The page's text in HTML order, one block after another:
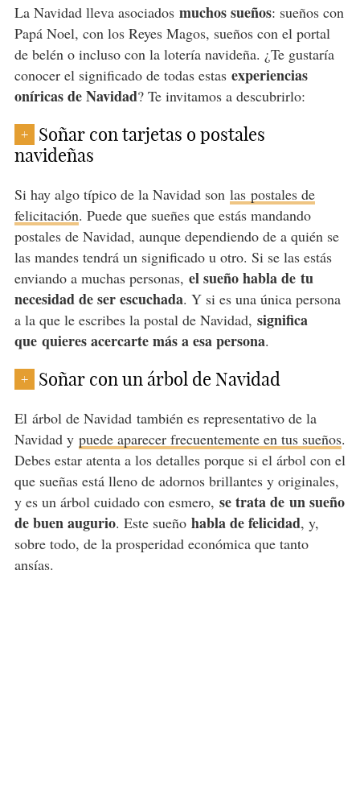
La Navidad lleva asociados muchos sueños: sueños con
Papá Noel, con los Reyes Magos, sueños con el portal
de belén o incluso con la lotería navideña. ¿Te gustaría
conocer el significado de todas estas experiencias
oníricas de Navidad? Te invitamos a descubrirlo:
+
Soñar con tarjetas o postales
navideñas
Si hay algo típico de la Navidad son las postales de
felicitación. Puede que sueñes que estás mandando
postales de Navidad, aunque dependiendo de a quién se
las mandes tendrá un significado u otro. Si se las estás
enviando a muchas personas, el sueño habla de tu
necesidad de ser escuchada. Y si es una única persona
a la que le escribes la postal de Navidad, significa
que quieres acercarte más a esa persona.
+ Soñar con un árbol de Navidad
El árbol de Navidad también es representativo de la
Navidad y puede aparecer frecuentemente en tus sueños.
Debes estar atenta a los detalles porque si el árbol con el
que sueñas está lleno de adornos brillantes y originales,
y es un árbol cuidado con esmero, se trata de un sueño
de buen augurio. Este sueño habla de felicidad, y,
sobre todo, de la prosperidad económica que tanto
ansías.